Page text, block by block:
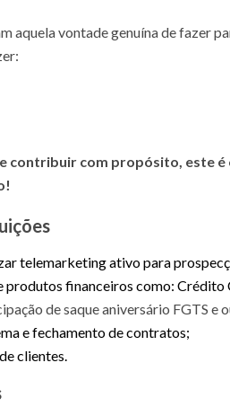
aquela vontade genuína de fazer
contribuir com propósito, este é
telemarketing ativo para
produtos financeiros como:
de saque aniversário FGTS e
e fechamento de contratos;
clientes.